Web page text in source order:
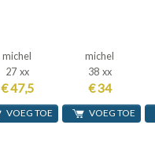
michel
27 xx
€ 47,5
VOEG TOE
michel
38 xx
€ 34
VOEG TOE